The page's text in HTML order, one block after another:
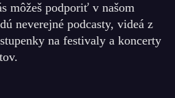
môžeš podporiť v našom
neverejné podcasty, videá z
na festivaly a koncerty